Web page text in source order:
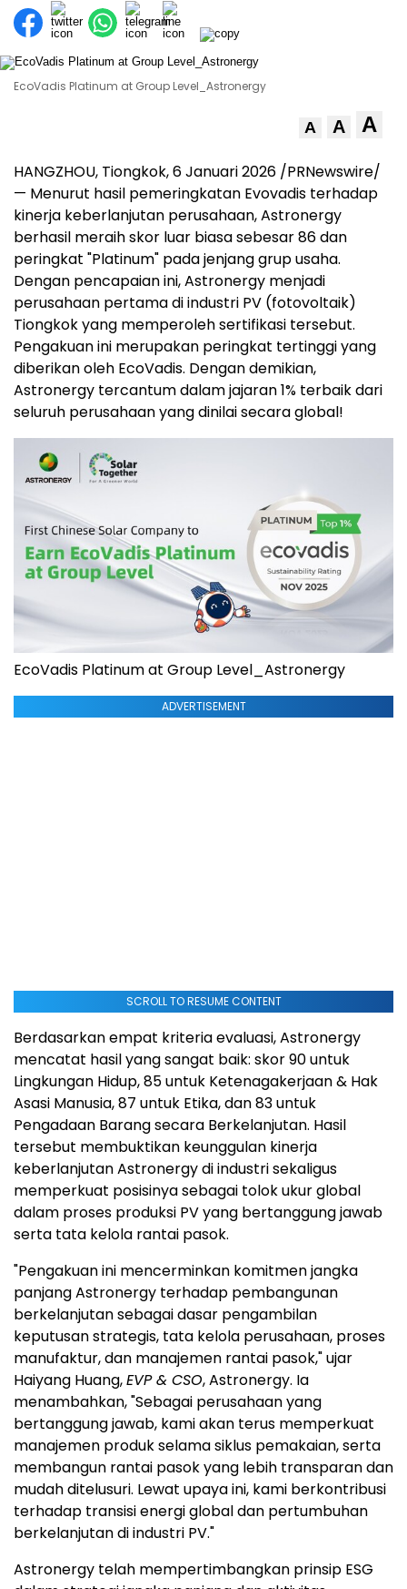
EcoVadis Platinum at Group Level_Astronergy
A A A
HANGZHOU, Tiongkok, 6 Januari 2026 /PRNewswire/
— Menurut hasil pemeringkatan Evovadis terhadap
kinerja keberlanjutan perusahaan, Astronergy
berhasil meraih skor luar biasa sebesar 86 dan
peringkat "Platinum" pada jenjang grup usaha.
Dengan pencapaian ini, Astronergy menjadi
perusahaan pertama di industri PV (fotovoltaik)
Tiongkok yang memperoleh sertifikasi tersebut.
Pengakuan ini merupakan peringkat tertinggi yang
diberikan oleh EcoVadis. Dengan demikian,
Astronergy tercantum dalam jajaran 1% terbaik dari
seluruh perusahaan yang dinilai secara global!
EcoVadis Platinum at Group Level_Astronergy
ADVERTISEMENT
SCROLL TO RESUME CONTENT
Berdasarkan empat kriteria evaluasi, Astronergy
mencatat hasil yang sangat baik: skor 90 untuk
Lingkungan Hidup, 85 untuk Ketenagakerjaan & Hak
Asasi Manusia, 87 untuk Etika, dan 83 untuk
Pengadaan Barang secara Berkelanjutan. Hasil
tersebut membuktikan keunggulan kinerja
keberlanjutan Astronergy di industri sekaligus
memperkuat posisinya sebagai tolok ukur global
dalam proses produksi PV yang bertanggung jawab
serta tata kelola rantai pasok.
"Pengakuan ini mencerminkan komitmen jangka
panjang Astronergy terhadap pembangunan
berkelanjutan sebagai dasar pengambilan
keputusan strategis, tata kelola perusahaan, proses
manufaktur, dan manajemen rantai pasok," ujar
Haiyang Huang,EVP & CSO, Astronergy. Ia
menambahkan, "Sebagai perusahaan yang
bertanggung jawab, kami akan terus memperkuat
manajemen produk selama siklus pemakaian, serta
membangun rantai pasok yang lebih transparan dan
mudah ditelusuri. Lewat upaya ini, kami berkontribusi
terhadap transisi energi global dan pertumbuhan
berkelanjutan di industri PV."
Astronergy telah mempertimbangkan prinsip ESG